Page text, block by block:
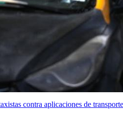
contra aplicaciones de